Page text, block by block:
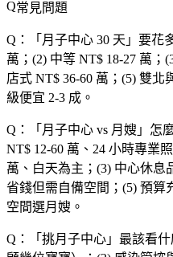
常見問題
Q：「 月子中心 30 天 」要花
萬；(2) 中等 NT$ 18-27 萬；
店式 NT$ 36-60 萬；(5) 雙
級便宜 2-3 成。
Q：「 月子中心 vs 月嫂 」怎
NT$ 12-60 萬、24 小時專業
萬、白天為主；(3) 中心休息
省錢但需自備空間；(5) 預算
空間選月嫂。
Q：「 挑月子中心 」最該看什